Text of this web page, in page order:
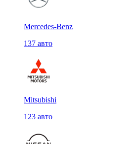
Mercedes-Benz
137 авто
Mitsubishi
123 авто